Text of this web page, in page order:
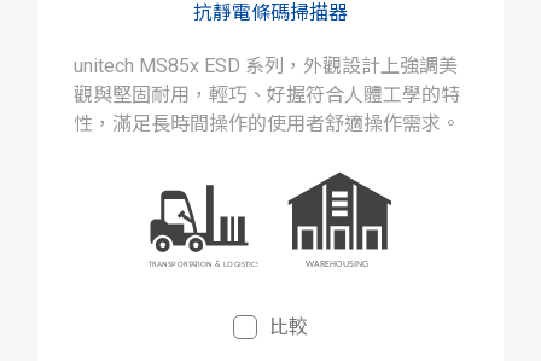
抗靜電條碼掃描器
unitech MS85x ESD 系列，外觀設計上強調美
觀與堅固耐用，輕巧、好握符合人體工學的特
性，滿足長時間操作的使用者舒適操作需求。
比較